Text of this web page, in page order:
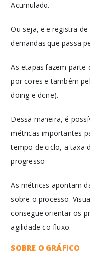
Acumulado.
Ou seja, ele registra
demandas que passa
As etapas fazem parte
por cores e também
doing e done).
Dessa maneira, é
métricas importantes
tempo de ciclo, a taxa
progresso.
As métricas apontam
sobre o processo.
consegue orientar os
agilidade do fluxo.
SOBRE O GRÁFICO